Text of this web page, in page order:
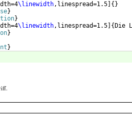
\linewidth,linespread=1.5 { }
}
}
\linewidth,linespread=1.5 { Die
}
}